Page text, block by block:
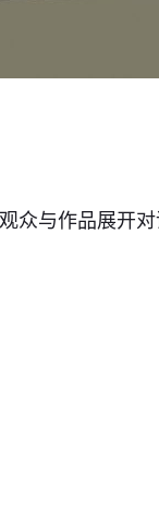
众与作品展开对